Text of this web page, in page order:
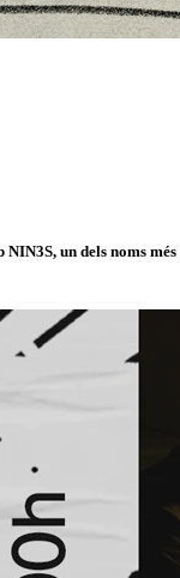
un dels noms